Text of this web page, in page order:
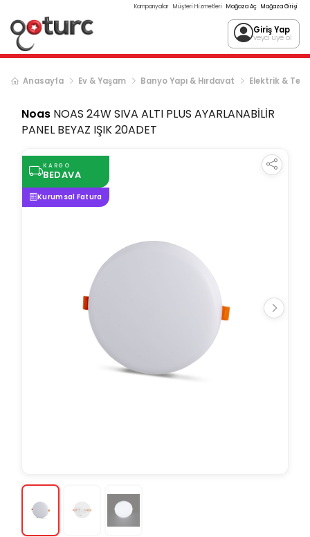
Kampanyalar Müşteri Hizmetleri Mağaza Aç Mağaza Girişi
Giriş Yap
veya üye ol
Anasayfa Ev & Yaşam Banyo Yapı & Hırdavat Elektrik &
Noas NOAS 24W SIVA ALTI PLUS AYARLANABİLİR
PANEL BEYAZ IŞIK 20ADET
KARGO
BEDAVA
Kurumsal Fatura